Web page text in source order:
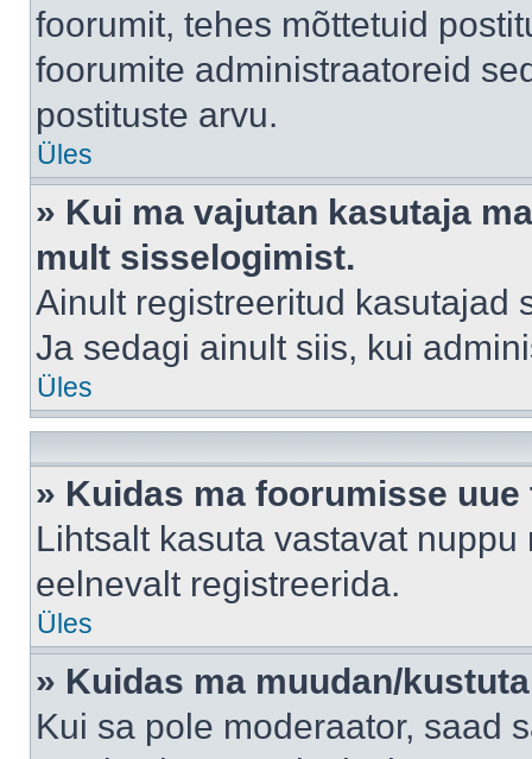
foorumit, tehes mõttetuid
foorumite administraatoreid
postituste arvu.
Üles
» Kui ma vajutan kasutaja
mult sisselogimist.
Ainult registreeritud kasutajad
Ja sedagi ainult siis, kui
Üles
» Kuidas ma foorumisse uue
Lihtsalt kasuta vastavat
eelnevalt registreerida.
Üles
» Kuidas ma muudan/
Kui sa pole moderaator, saad